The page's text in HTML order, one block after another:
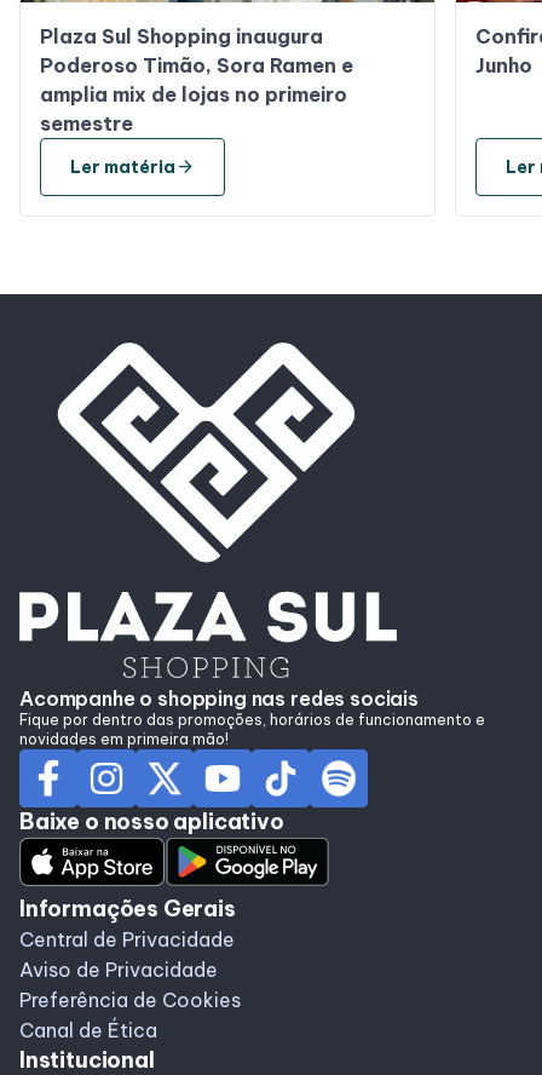
Plaza Sul Shopping inaugura
Poderoso Timão, Sora Ramen e
amplia mix de lojas no primeiro
semestre
Ler matéria arrow_forward
Junho
Ler
Acompanhe o shopping nas redes sociais
Fique por dentro das promoções, horários de funcionamento e
novidades em primeira mão!
Baixe o nosso aplicativo
Informações Gerais
Central de Privacidade
Aviso de Privacidade
Preferência de Cookies
Canal de Ética
Institucional